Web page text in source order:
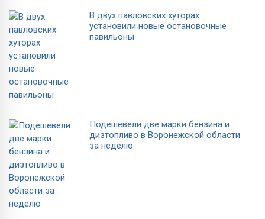
В двух павловских хуторах
установили новые остановочные
павильоны
Подешевели две марки бензина и
дизтопливо в Воронежской области
за неделю